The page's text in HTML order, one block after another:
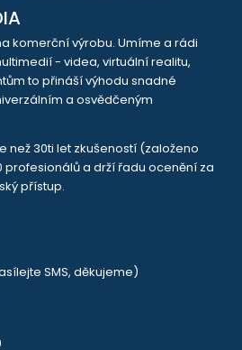
komerční výrobu. Umíme a rádi
- videa, virtuální realitu,
to přináší výhodu snadné
a osvědčeným
než 30ti let zkušeností (založeno
profesionálů a drží řadu ocenění za
přístup.
SMS, děkujeme)